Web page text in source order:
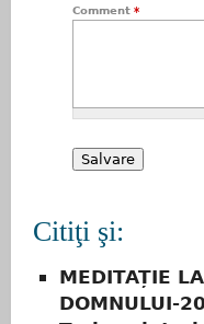
Comment *
Citiţi şi:
MEDITAȚIE
DOMNULUI-